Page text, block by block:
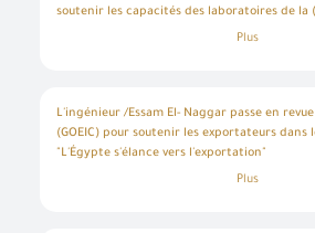
soutenir les capacités des laboratoires de la
Plus
L'ingénieur /Essam El- Naggar passe en
(GOEIC) pour soutenir les exportateurs
"L'Égypte s'élance vers l'exportation"
Plus